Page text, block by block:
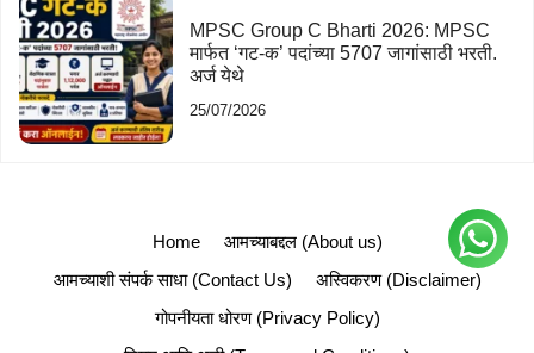
MPSC Group C Bharti 2026: MPSC
मार्फत ‘गट-क’ पदांच्या 5707 जागांसाठी भरती.
अर्ज येथे
25/07/2026
Home
आमच्याबद्दल (About us)
आमच्याशी संपर्क साधा (Contact Us)
अस्विकरण (Disclaimer)
गोपनीयता धोरण (Privacy Policy)